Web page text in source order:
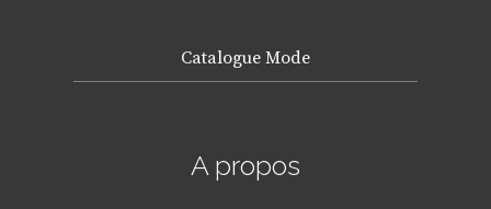
Catalogue Mode
A propos